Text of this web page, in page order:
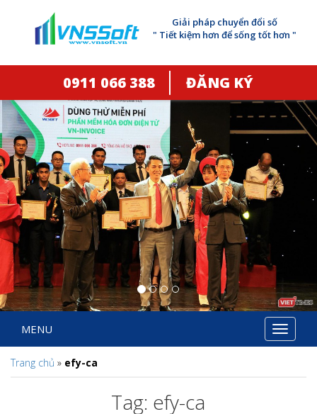
Giải pháp chuyển đổi số
" Tiết kiệm hơn để sống tốt hơn "
0911 066 388 ĐĂNG KÝ
Toggle
MENU
Trang chủ » efy-ca
Tag: efy-ca